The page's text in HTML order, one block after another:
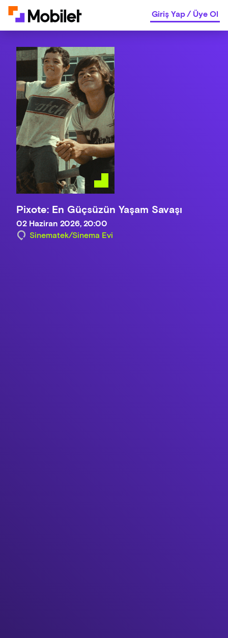
Giriş Yap/Üye Ol
Pixote: En Güçsüzün Yaşam Savaşı
02 Haziran 2026, 20:00
Sinematek/Sinema Evi